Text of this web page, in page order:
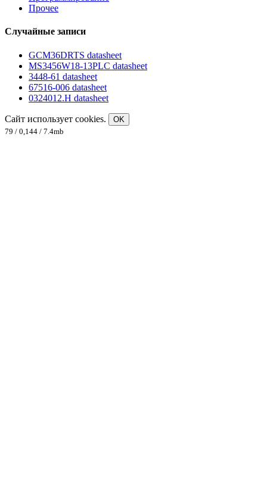
Прочее
Случайные записи
GCM36DRTS datasheet
MS3456W18-13PLC datasheet
3448-61 datasheet
67516-006 datasheet
0324012.H datasheet
Сайт использует cookies.
OK
79 / 0,144 / 7.4mb